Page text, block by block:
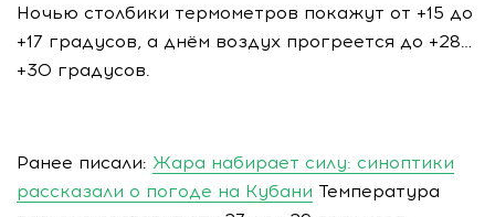
Ночью столбики термометров покажут от +15 до
+17 градусов, а днём воздух прогреется до +28…
+30 градусов.
Ранее писали: Жара набирает силу: синоптики
рассказали о погоде на Кубани Температура